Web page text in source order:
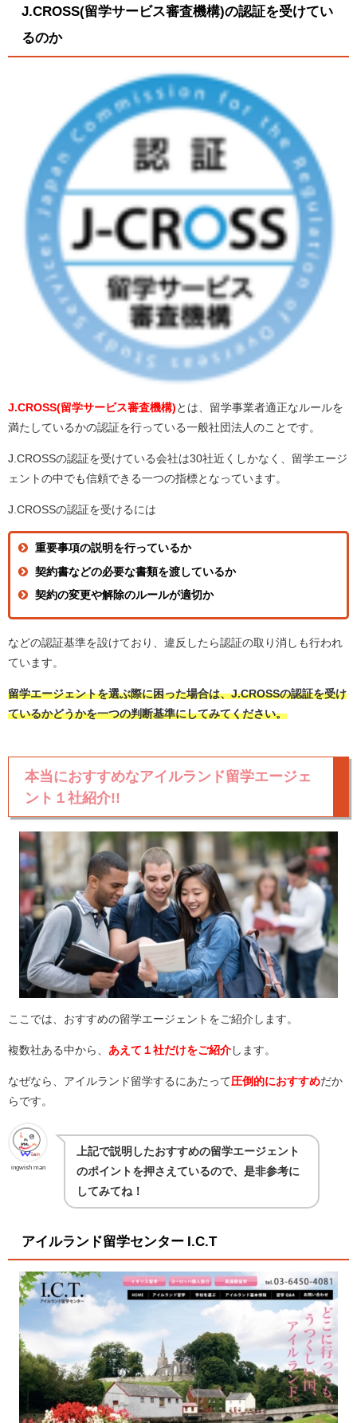
J.CROSS(留学サービス審査機構)の認証を受けてい
るのか
J.CROSS(留学サービス審査機構) とは、留学事業者適正なルールを
満たしているかの認証を行っている一般社団法人のことです。
J.CROSSの認証を受けている会社は30社近くしかなく、留学エージ
ェントの中でも信頼できる一つの指標となっています。
J.CROSSの認証を受けるには
重要事項の説明を行っているか
契約書などの必要な書類を渡しているか
契約の変更や解除のルールが適切か
などの認証基準を設けており、違反したら認証の取り消しも行われ
ています。
留学エージェントを選ぶ際に困った場合は、J.CROSSの認証を受け
ているかどうかを一つの判断基準にしてみてください。
本当におすすめなアイルランド留学エージェ
ント１社紹介!!
ここでは、おすすめの留学エージェントをご紹介します。
複数社ある中から、 あえて１社だけをご紹介 します。
なぜなら、アイルランド留学するにあたって圧倒的におすすめだか
らです。
ingwish man
上記で説明したおすすめの留学エージェント
のポイントを押さえているので、是非参考に
してみてね！
アイルランド留学センター I.C.T